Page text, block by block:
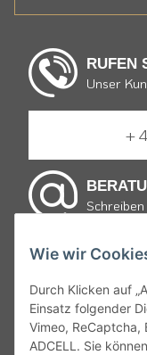
RUFEN
Unser
+
* von Montag bis
von
Wie wir
Durch Klicken auf
Einsatz folgender
Vimeo, ReCaptcha,
ADCELL. Sie